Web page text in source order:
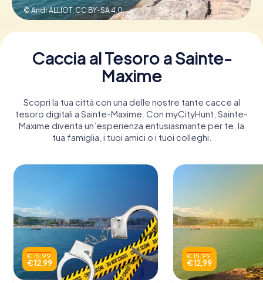
© Andr ALLIOT,CC BY-SA 4.0
Caccia al Tesoro a Sainte-
Maxime
Scopri la tua città con una delle nostre tante cacce al
tesoro digitali a Sainte-Maxime. Con myCityHunt, Sainte-
Maxime diventa un’esperienza entusiasmante per te, la
tua famiglia, i tuoi amici o i tuoi colleghi.
€ 15,99
€ 12,99
€ 15,99
€ 12,99